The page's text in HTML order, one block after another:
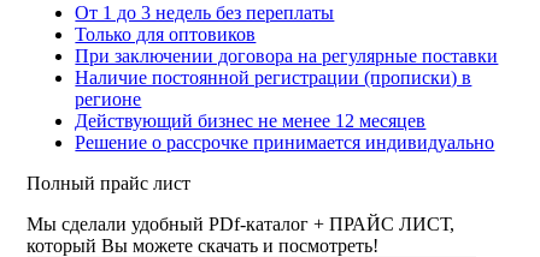
От 1 до 3 недель без переплаты
Только для оптовиков
При заключении договора на регулярные поставки
Наличие постоянной регистрации (прописки) в
регионе
Действующий бизнес не менее 12 месяцев
Решение о рассрочке принимается индивидуально
Полный прайс лист
Мы сделали удобный PDf-каталог + ПРАЙС ЛИСТ,
который Вы можете скачать и посмотреть!